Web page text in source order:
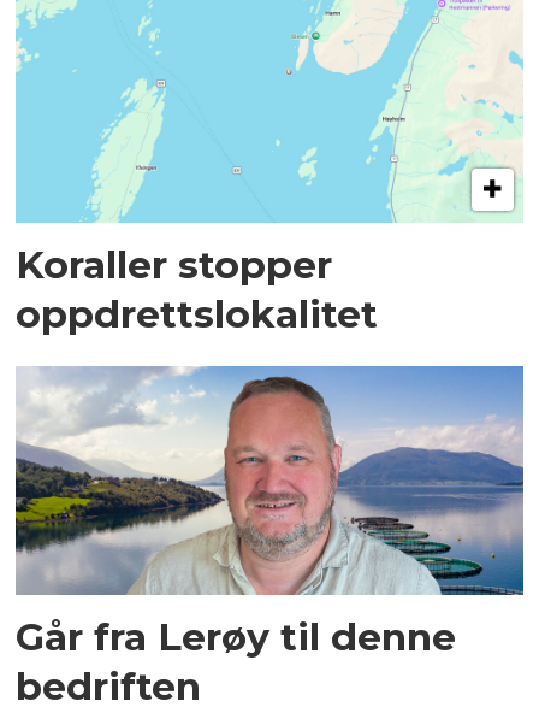
Koraller stopper
oppdrettslokalitet
Går fra Lerøy til denne
bedriften